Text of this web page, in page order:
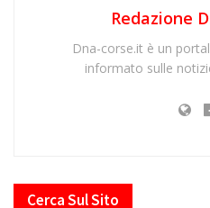
Redazione
Dna-corse.it è un
informato sulle
Cerca Sul Sito